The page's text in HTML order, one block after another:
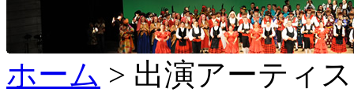
ホーム > 出演アーティ